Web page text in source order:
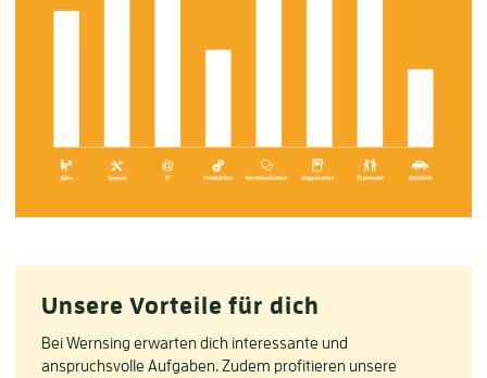
Unsere Vorteile für dich
Bei Wernsing erwarten dich interessante und
anspruchsvolle Aufgaben. Zudem profitieren unsere